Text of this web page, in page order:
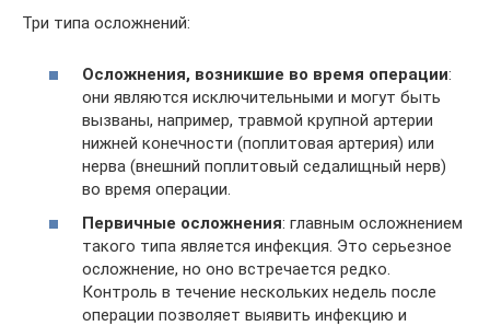
Три типа осложнений:
Осложнения, возникшие во время операции:
они являются исключительными и могут быть
вызваны, например, травмой крупной артерии
нижней конечности (поплитовая артерия) или
нерва (внешний поплитовый седалищный нерв)
во время операции.
Первичные осложнения: главным осложнением
такого типа является инфекция. Это серьезное
осложнение, но оно встречается редко.
Контроль в течение нескольких недель после
операции позволяет выявить инфекцию и